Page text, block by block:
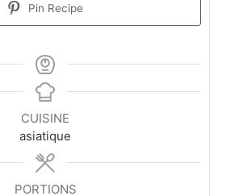
Pin Recipe
CUISINE
asiatique
PORTIONS